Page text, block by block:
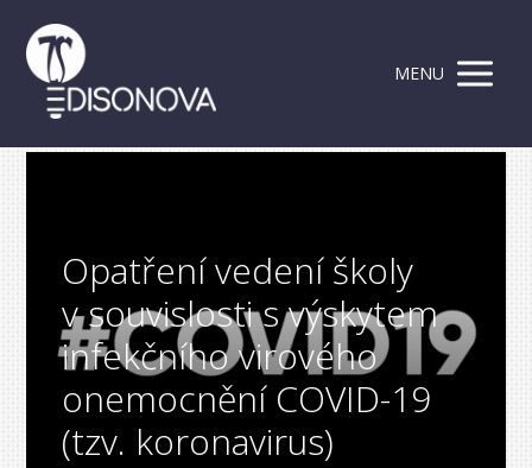
MENU
Opatření vedení školy
v souvislosti s výskytem
infekčního virového
onemocnění COVID-19
(tzv. koronavirus)